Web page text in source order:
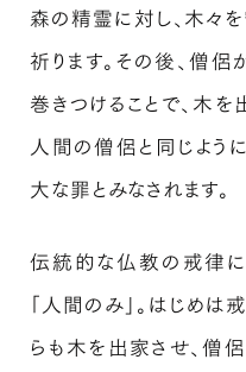
森の精霊に対し、木々
祈ります。その後、僧
巻きつけることで、木
人間の僧侶と同じよう
大な罪とみなされます。
伝統的な仏教の戒律に
「人間のみ」。はじめ
らも木を出家させ、僧